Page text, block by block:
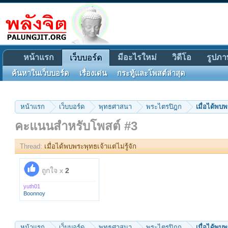
หน้าแรก เว็บบอร์ด พุทธศาสนา พระไตรปิฎก เมื่อได้พบ
คะแนนสำหรับโพสต์ #3
Thread: เมื่อได้พบพระพุทธเจ้าแต่ไม่รู้จัก
ถูกใจ x 2
yuth01
Boonnoy
หน้าแรก เว็บบอร์ด
ค้นหาในเว็บบอร์ด เรื่องเด่น กระทู้และโพสต์ล่าสุด
มีอะไรใหม่ วิดีโอ รูปภ